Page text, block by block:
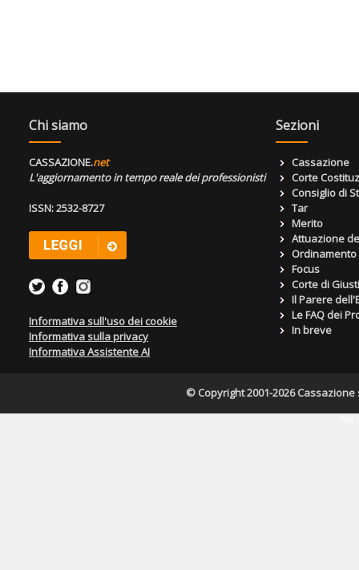
Chi siamo
CASSAZIONE.net
L'aggiornamento in tempo reale dei professionisti
ISSN: 2532-8727
Informativa sull'uso dei cookie
Informativa sulla privacy
Informativa Assistente AI
Sezioni
Cassazione
Corte
Consiglio di
Tar
Merito
Attuazione
Focus
Corte di
Il Parere
Le FAQ dei
In breve
© Copyright 2001-2026 Cassazione